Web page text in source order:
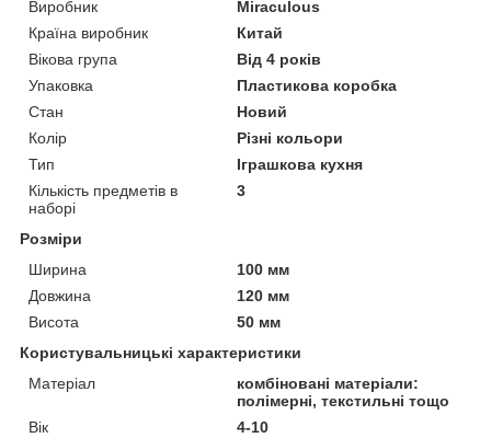
Виробник
Miraculous
Країна виробник
Китай
Вікова група
Від 4 років
Упаковка
Пластикова коробка
Стан
Новий
Колір
Різні кольори
Тип
Іграшкова кухня
Кількість предметів в
наборі
3
Розміри
Ширина
100 мм
Довжина
120 мм
Висота
50 мм
Користувальницькі характеристики
Матеріал
комбіновані матеріали:
полімерні, текстильні тощо
Вік
4-10